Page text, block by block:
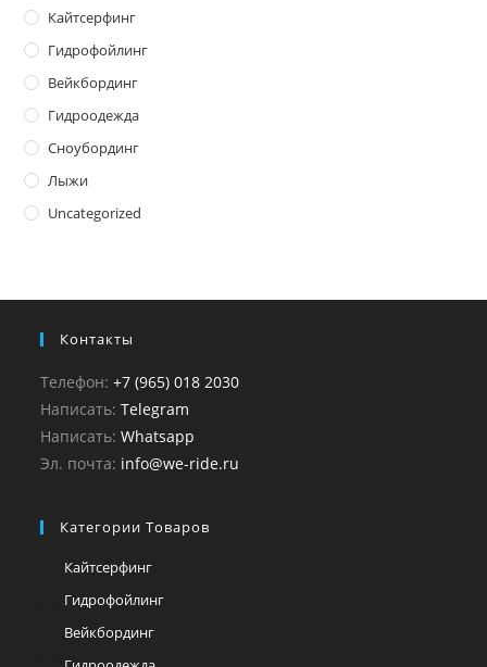
Кайтсерфинг
Гидрофойлинг
Вейкбординг
Гидроодежда
Сноубординг
Лыжи
Uncategorized
Контакты
Телефон:+7 (965) 018 2030
Написать:Telegram
Написать:Whatsapp
Эл. почта: info@we-ride.ru
Категории Товаров
Кайтсерфинг
Гидрофойлинг
Вейкбординг